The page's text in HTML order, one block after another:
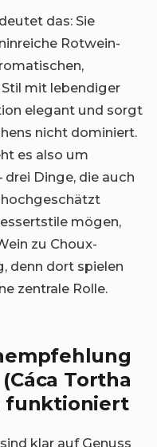
das: Sie
Rotwein-
mit lebendiger
elegant und sorgt
nicht dominiert.
es also um
drei Dinge, die auch
mögen,
zu Choux-
, denn dort spielen
zentrale Rolle.
Tortha
funktioniert
klar auf Genuss